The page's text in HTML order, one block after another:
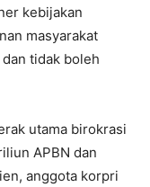
kebijakan
masyarakat
tidak boleh
utama birokrasi
APBN dan
anggota korpri